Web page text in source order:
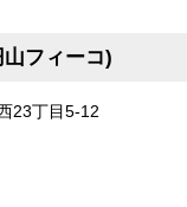
フィーコ)
23丁目5-12